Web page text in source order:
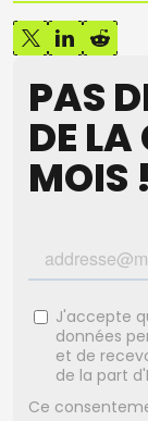
PAS
DE LA
MOIS !